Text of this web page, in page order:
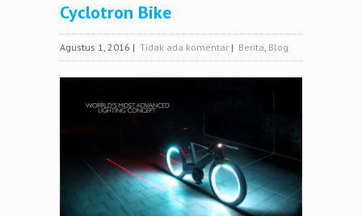
Cyclotron Bike
Agustus 1, 2016 | Tidak ada komentar | Berita, Blog